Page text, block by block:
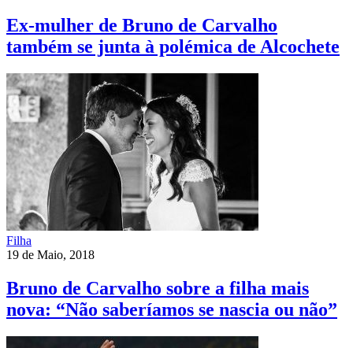
Ex-mulher de Bruno de Carvalho
também se junta à polémica de Alcochete
Filha
19 de Maio, 2018
Bruno de Carvalho sobre a filha mais
nova: “Não saberíamos se nascia ou não”